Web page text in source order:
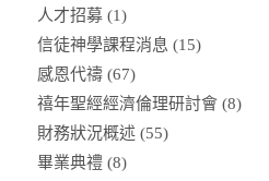
人才招募(1)
信徒神學課程消息 (15)
感恩代禱(67)
禧年聖經經濟倫理研討會(8)
財務狀況概述(55)
畢業典禮(8)